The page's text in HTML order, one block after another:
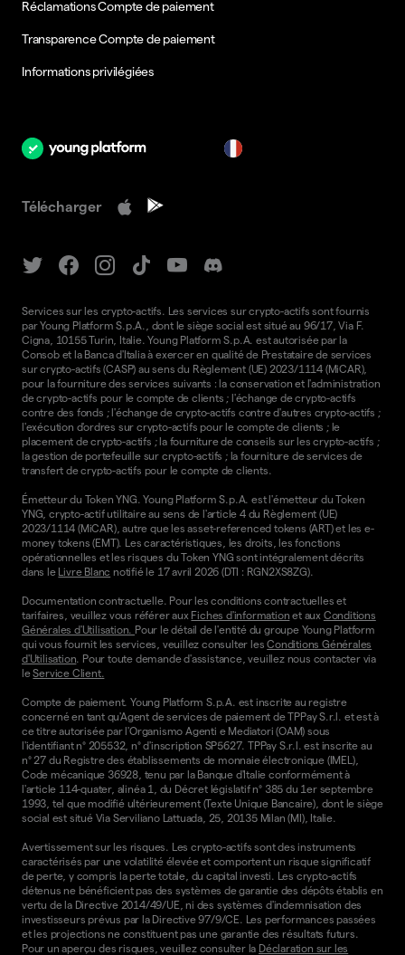
Réclamations Compte de paiement
Transparence Compte de paiement
Informations privilégiées
Télécharger
Services sur les crypto-actifs. Les services sur crypto-actifs sont fournis
par Young Platform S.p.A., dont le siège social est situé au 96/17, Via F.
Cigna, 10155 Turin, Italie. Young Platform S.p.A. est autorisée par la
Consob et la Banca d'Italia à exercer en qualité de Prestataire de services
sur crypto-actifs (CASP) au sens du Règlement (UE) 2023/1114 (MiCAR),
pour la fourniture des services suivants : la conservation et l'administration
de crypto-actifs pour le compte de clients ; l'échange de crypto-actifs
contre des fonds ; l'échange de crypto-actifs contre d'autres crypto-actifs ;
l'exécution d'ordres sur crypto-actifs pour le compte de clients ; le
placement de crypto-actifs ; la fourniture de conseils sur les crypto-actifs ;
la gestion de portefeuille sur crypto-actifs ; la fourniture de services de
transfert de crypto-actifs pour le compte de clients.
Émetteur du Token YNG. Young Platform S.p.A. est l'émetteur du Token
YNG, crypto-actif utilitaire au sens de l'article 4 du Règlement (UE)
2023/1114 (MiCAR), autre que les asset-referenced tokens (ART) et les e-
money tokens (EMT). Les caractéristiques, les droits, les fonctions
opérationnelles et les risques du Token YNG sont intégralement décrits
dans le
Livre Blanc notifié le 17 avril 2026 (DTI : RGN2XS8ZG).
Documentation contractuelle. Pour les conditions contractuelles et
tarifaires, veuillez vous référer aux Fiches d'information et aux Conditions
Générales d'Utilisation. Pour le détail de l'entité du groupe Young Platform
qui vous fournit les services, veuillez consulter lesConditions Générales
d'Utilisation. Pour toute demande d'assistance, veuillez nous contacter via
leService Client.
Compte de paiement. Young Platform S.p.A. est inscrite au registre
concerné en tant qu'Agent de services de paiement de TPPay S.r.l. et est à
ce titre autorisée par l'Organismo Agenti e Mediatori (OAM) sous
l'identifiant n° 205532, n° d'inscription SP5627. TPPay S.r.l. est inscrite au
n° 27 du Registre des établissements de monnaie électronique (IMEL),
Code mécanique 36928, tenu par la Banque d'Italie conformément à
l'article 114-quater, alinéa 1, du Décret législatif n° 385 du 1er septembre
1993, tel que modifié ultérieurement (Texte Unique Bancaire), dont le siège
social est situé Via Serviliano Lattuada, 25, 20135 Milan (MI), Italie.
Avertissement sur les risques. Les crypto-actifs sont des instruments
caractérisés par une volatilité élevée et comportent un risque significatif
de perte, y compris la perte totale, du capital investi. Les crypto-actifs
détenus ne bénéficient pas des systèmes de garantie des dépôts établis en
vertu de la Directive 2014/49/UE, ni des systèmes d'indemnisation des
investisseurs prévus par la Directive 97/9/CE. Les performances passées
et les projections ne constituent pas une garantie des résultats futurs.
Pour un aperçu des risques, veuillez consulter la Déclaration sur les